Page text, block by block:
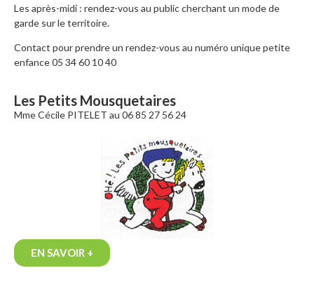
Les après-midi : rendez-vous au public cherchant un mode de
garde sur le territoire.
Contact pour prendre un rendez-vous au numéro unique petite
enfance 05 34 60 10 40
Les Petits Mousquetaires
Mme Cécile PITELET au 06 85 27 56 24
EN SAVOIR +